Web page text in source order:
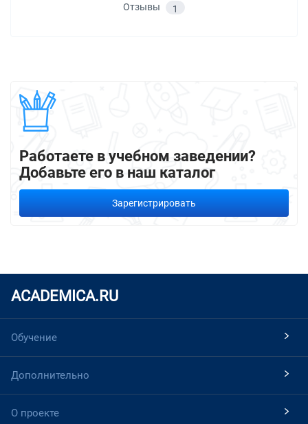
Отзывы 1
Работаете в учебном заведении?
Добавьте его в наш каталог
Зарегистрировать
ACADEMICA.RU
Обучение
Дополнительно
О проекте